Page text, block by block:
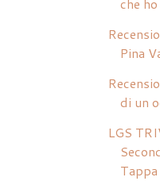
che
Pina
di un
LGS
Tappa